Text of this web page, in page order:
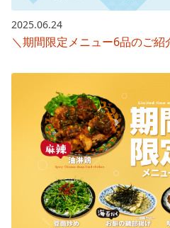
2025.06.24
＼期間限定メニュー6品のご紹